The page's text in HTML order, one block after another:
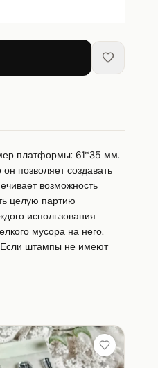
платформы: 61*35 мм.
позволяет создавать
возможность
целую партию
использования
мусора на него.
Если штампы не имеют